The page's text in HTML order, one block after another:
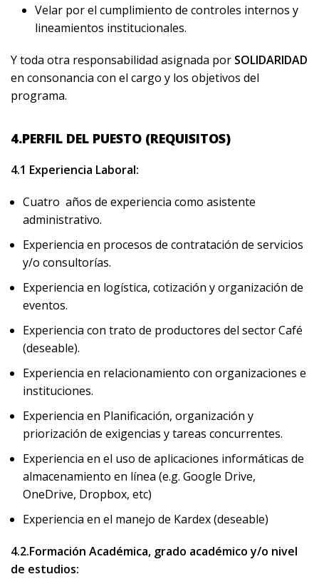
Velar por el cumplimiento de controles internos y
lineamientos institucionales.
Y toda otra responsabilidad asignada por SOLIDARIDAD
en consonancia con el cargo y los objetivos del
programa.
4.PERFIL DEL PUESTO (REQUISITOS)
4.1 Experiencia Laboral:
Cuatro años de experiencia como asistente
administrativo.
Experiencia en procesos de contratación de servicios
y/o consultorías.
Experiencia en logística, cotización y organización de
eventos.
Experiencia con trato de productores del sector Café
(deseable).
Experiencia en relacionamiento con organizaciones e
instituciones.
Experiencia en Planificación, organización y
priorización de exigencias y tareas concurrentes.
Experiencia en el uso de aplicaciones informáticas de
almacenamiento en línea (e.g. Google Drive,
OneDrive, Dropbox, etc)
Experiencia en el manejo de Kardex (deseable)
4.2.Formación Académica, grado académico y/o nivel
de estudios: